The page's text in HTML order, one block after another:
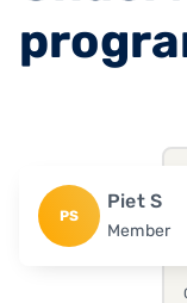
PS
Piet S
Member